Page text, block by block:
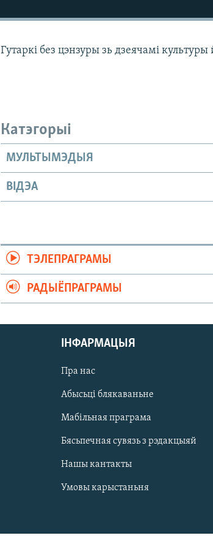
Гутаркі без цэнзуры зь дзеячамі культуры
Катэгорыі
МУЛЬТЫМЭДЫЯ
ВІДЭА
ТЭЛЕПРАГРАМЫ
РАДЫЁПРАГРАМЫ
ІНФАРМАЦЫЯ
Пра нас
Абысьці блякаваньне
Мабільная праграма
Бясьпечная сувязь з рэдакцыяй
Нашы кантакты
Умовы карыстаньня